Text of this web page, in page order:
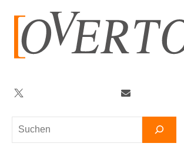
springen
Suchen
Twitter